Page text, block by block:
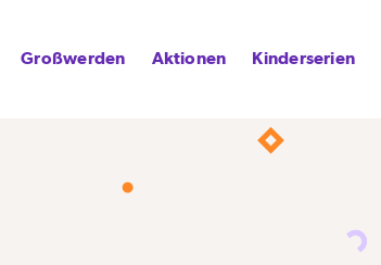
Großwerden Aktionen Kinderserien